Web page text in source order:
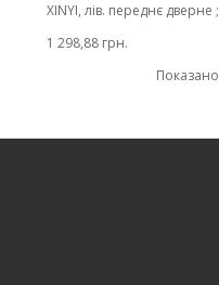
XINYI, лів. переднє дверне
1 298,88 грн.
Показано